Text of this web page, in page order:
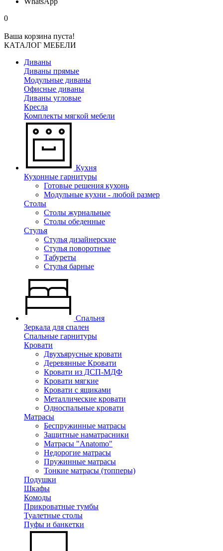
0
Ваша корзина пуста!
КАТАЛОГ МЕБЕЛИ
Диваны
Диваны прямые
Модульные диваны
Офисные диваны
Диваны угловые
Кресла
Комплекты мягкой мебели
Кухня
Кухонные гарнитуры
Готовые решения кухонь
Модульные кухни - любой размер
Столы
Столы журнальные
Столы обеденные
Стулья
Стулья дизайнерские
Стулья поворотные
Табуреты
Стулья барные
Спальня
Зеркала для спален
Спальные гарнитуры
Кровати
Двухъярусные кровати
Деревянные Кровати
Кровати из ДСП-МДФ
Кровати мягкие
Кровати с ящиками
Металлические кровати
Односпальные кровати
Матрасы
Беспружинные матрасы
Защитные наматрасники
Матрасы "Anatomo"
Недорогие матрасы
Пружинные матрасы
Тонкие матрасы (топперы)
Подушки
Шкафы
Комоды
Прикроватные тумбы
Туалетные столы
Пуфы и банкетки